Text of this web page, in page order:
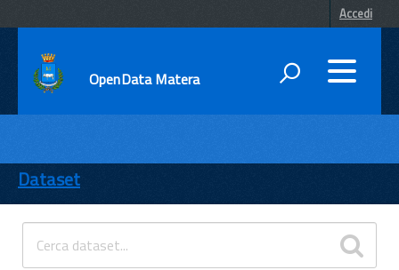
Accedi
OpenData Matera
ENTI
TEMI
INFORMAZIONI
Dataset